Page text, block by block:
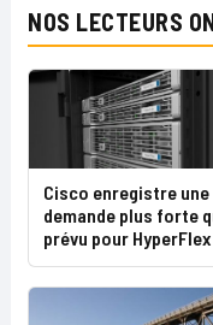
NOS LECTEURS
Cisco enregistre une
demande plus forte
prévu pour HyperFlex